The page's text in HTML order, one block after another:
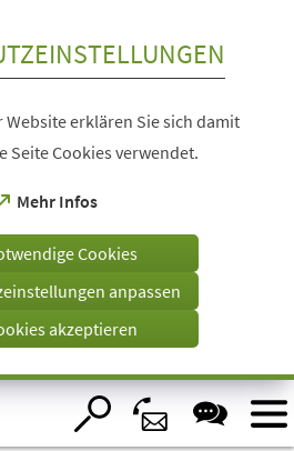
erklären Sie sich damit
Seite Cookies verwendet.
Mehr Infos
Cookies
anpassen
akzeptieren